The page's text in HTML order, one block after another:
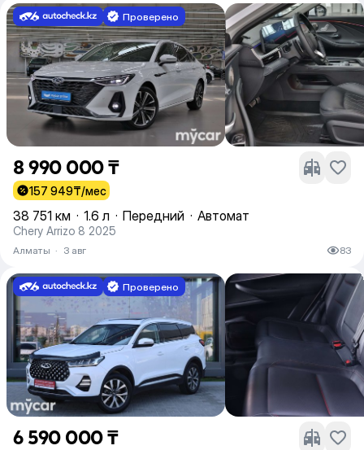
Проверено
8 990 000 ₸
157 949₸/мес
38 751 км · 1.6 л · Передний · Автомат
Chery Arrizo 8 2025
Алматы · 3 авг 83
Проверено
6 590 000 ₸